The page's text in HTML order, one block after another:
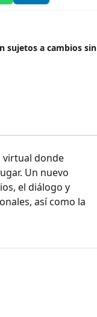
sujetos a cambios sin
virtual donde
Un nuevo
el diálogo y
así como la